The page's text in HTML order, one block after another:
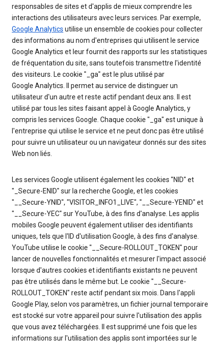
responsables de sites et d'applis de mieux comprendre les
interactions des utilisateurs avec leurs services. Par exemple,
Google Analytics utilise un ensemble de cookies pour collecter
des informations au nom d'entreprises qui utilisent le service
Google Analytics et leur fournit des rapports sur les statistiques
de fréquentation du site, sans toutefois transmettre l'identité
des visiteurs. Le cookie "_ga" est le plus utilisé par
Google Analytics. Il permet au service de distinguer un
utilisateur d'un autre et reste actif pendant deux ans. Il est
utilisé par tous les sites faisant appel à Google Analytics, y
compris les services Google. Chaque cookie "_ga" est unique à
l'entreprise qui utilise le service et ne peut donc pas être utilisé
pour suivre un utilisateur ou un navigateur donnés sur des sites
Web non liés.
Les services Google utilisent également les cookies "NID" et
"_Secure-ENID" sur la recherche Google, et les cookies
"__Secure-YNID", "VISITOR_INFO1_LIVE", "__Secure-YENID" et
"__Secure-YEC" sur YouTube, à des fins d'analyse. Les applis
mobiles Google peuvent également utiliser des identifiants
uniques, tels que l'ID d'utilisation Google, à des fins d'analyse.
YouTube utilise le cookie "__Secure-ROLLOUT_TOKEN" pour
lancer de nouvelles fonctionnalités et mesurer l'impact associé
lorsque d'autres cookies et identifiants existants ne peuvent
pas être utilisés dans le même but. Le cookie "__Secure-
ROLLOUT_TOKEN" reste actif pendant six mois. Dans l'appli
Google Play, selon vos paramètres, un fichier journal temporaire
est stocké sur votre appareil pour suivre l'utilisation des applis
que vous avez téléchargées. Il est supprimé une fois que les
informations sur l'utilisation des applis sont importées sur le